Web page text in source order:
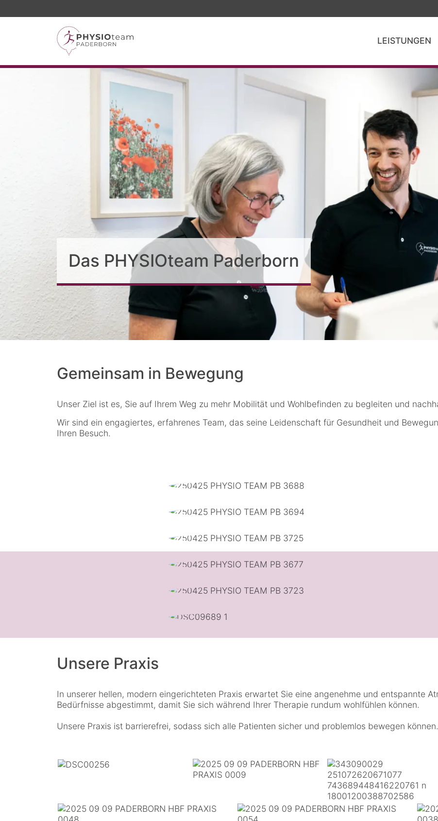
LEISTUNGEN
Das PHYSIOteam Paderborn
Gemeinsam in Bewegung
Unser Ziel ist es, Sie auf Ihrem Weg zu mehr Mobilität und Wohlbefinden zu begleiten und
Wir sind ein engagiertes, erfahrenes Team, das seine Leidenschaft für Gesundheit und
Ihren Besuch.
Unsere Praxis
In unserer hellen, modern eingerichteten Praxis erwartet Sie eine angenehme und entspannte
Bedürfnisse abgestimmt, damit Sie sich während Ihrer Therapie rundum wohlfühlen können.
Unsere Praxis ist barrierefrei, sodass sich alle Patienten sicher und problemlos bewegen können.